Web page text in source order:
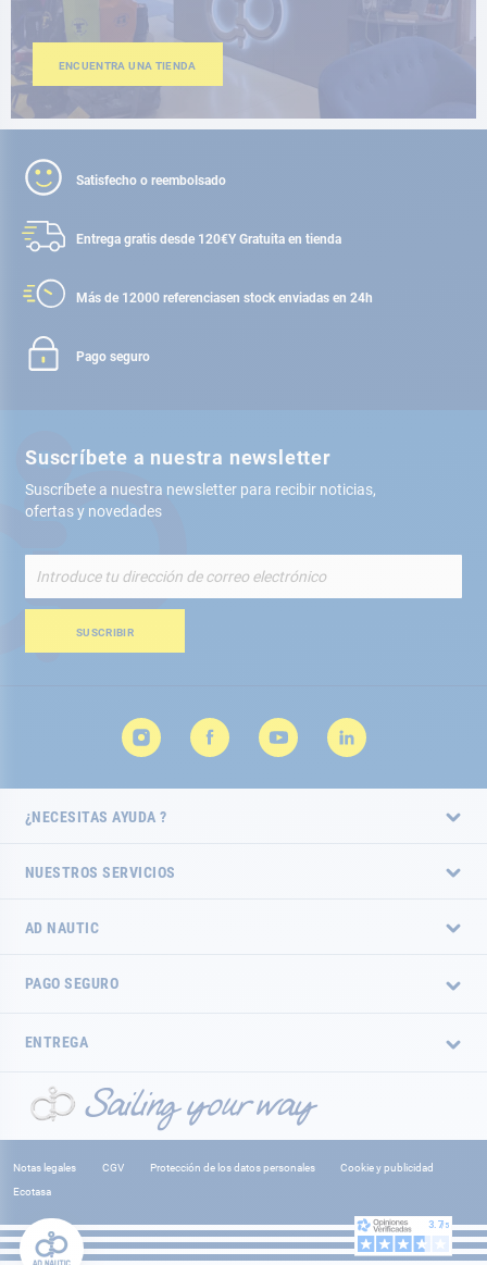
ENCUENTRA UNA TIENDA
Satisfecho o reembolsado
Entrega gratis desde 120€Y Gratuita en tienda
Más de 12000 referenciasen stock enviadas en 24h
Pago seguro
Suscríbete a nuestra newsletter
Suscríbete a nuestra newsletter para recibir noticias,
ofertas y novedades
nuestro
de
SUSCRIBIR
¿NECESITAS AYUDA ?
NUESTROS SERVICIOS
AD NAUTIC
PAGO SEGURO
ENTREGA
Notas legales CGV Protección de los datos personales
Cookie y publicidad
Ecotasa